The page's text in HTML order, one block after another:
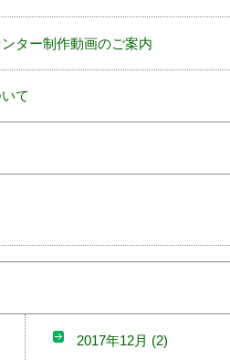
ター制作動画のご案内
て
2017年12月 (2)